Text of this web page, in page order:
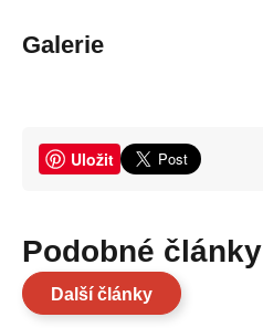
Galerie
Uložit
Podobné články
Další články